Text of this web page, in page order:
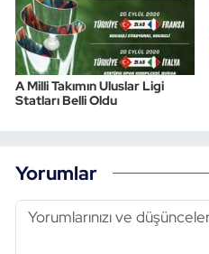
A Milli Takımın Uluslar Ligi
Statları Belli Oldu
Yorumlar